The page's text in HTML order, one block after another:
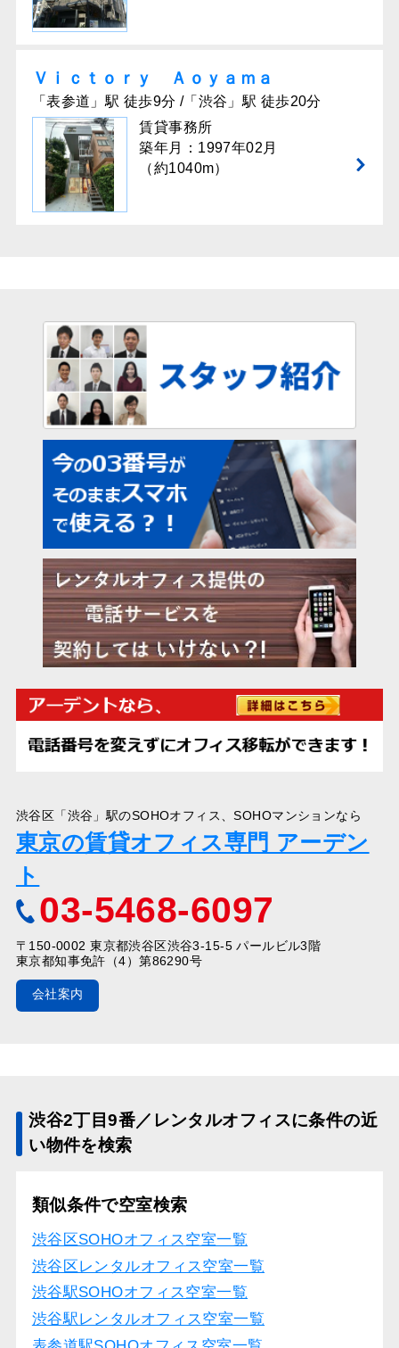
Ｖｉｃｔｏｒｙ Ａｏｙａｍａ
「表参道」駅 徒歩9分 /「渋谷」駅 徒歩20分
賃貸事務所
築年月：1997年02月
（約1040m）
渋谷区「渋谷」駅のSOHOオフィス、SOHOマンションなら
東京の賃貸オフィス専門 アーデン
ト
03-5468-6097
〒150-0002 東京都渋谷区渋谷3-15-5 パールビル3階
東京都知事免許（4）第86290号
会社案内
渋谷2丁目9番／レンタルオフィスに条件の近
い物件を検索
類似条件で空室検索
渋谷区SOHOオフィス空室一覧
渋谷区レンタルオフィス空室一覧
渋谷駅SOHOオフィス空室一覧
渋谷駅レンタルオフィス空室一覧